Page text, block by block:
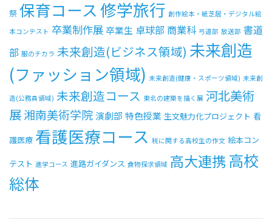
祭 保育コース修学旅行 創作絵本・紙芝居・デジタル絵
本コンテスト 卒業制作展卒業生 卓球部 商業科 弓道部 放送部 書道
部 服のチカラ 未来創造(ビジネス領域) 未来創造
(ファッション領域) 未来創造(健康・スポーツ領域) 未来創
造(公務員領域) 未来創造コース 東北の建築を描く展 河北美術
展湘南美術学院 演劇部 特色授業 生文魅力化プロジェクト 看
護医療 看護医療コース 税に関する高校生の作文 絵本コン
テスト 進学コース 進路ガイダンス 食物探求領域 高大連携 高校
総体